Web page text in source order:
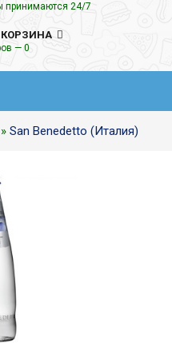
принимаются 24/7
— 0
» San Benedetto (Италия)